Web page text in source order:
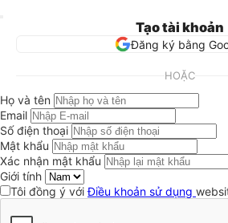
Tạo tài khoản
Đăng ký bằng
HOẶC
Họ và tên
Email
Số điện thoại
Mật khẩu
Xác nhận mật khẩu
Giới tính
Tôi đồng ý vớiĐiều khoản sử dụng